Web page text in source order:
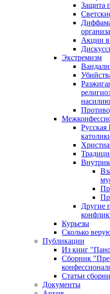
Защита
Акции в
Экстремизм
насилию
Русская
Другие
Курьезы
Сколько
Публикации
Из книг
Сборник
Статьи
Документы